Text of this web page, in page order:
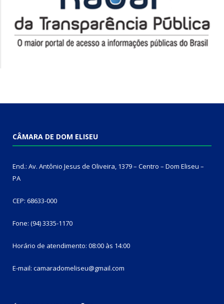
CÂMARA DE DOM ELISEU
End.: Av. Antônio Jesus de Oliveira, 1379 – Centro – Dom Eliseu –
PA
CEP: 68633-000
Fone: (94) 3335-1170
Horário de atendimento: 08:00 às 14:00
E-mail: camaradomeliseu@gmail.com